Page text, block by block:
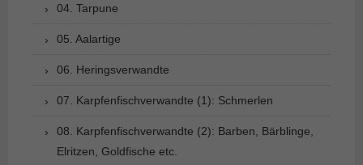
04. Tarpune
05. Aalartige
06. Heringsverwandte
07. Karpfenfischverwandte (1): Schmerlen
08. Karpfenfischverwandte (2): Barben, Bärblinge,
Elritzen, Goldfische etc.